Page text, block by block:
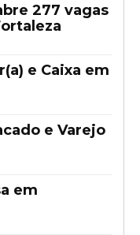
277 vagas
e Caixa em
e Varejo
em